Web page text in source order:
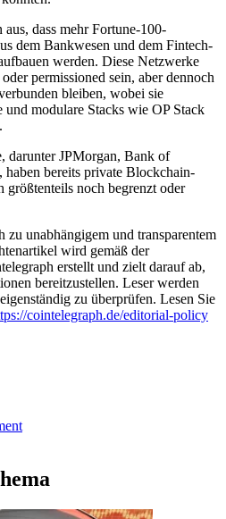
dass mehr Fortune-100-
dem Bankwesen und dem Fintech-
werden. Diese Netzwerke
permissioned sein, aber dennoch
bleiben, wobei sie
modulare Stacks wie OP Stack
darunter JPMorgan, Bank of
haben bereits private Blockchain-
größtenteils noch begrenzt oder
unabhängigem und transparentem
wird gemäß der
erstellt und zielt darauf ab,
bereitzustellen. Leser werden
zu überprüfen. Lesen Sie
cointelegraph.de/editorial-policy